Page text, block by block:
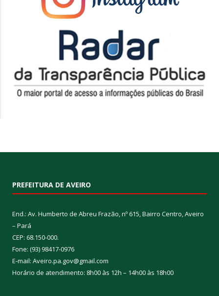
PREFEITURA DE AVEIRO
End.: Av. Humberto de Abreu Frazão, nº 615, Bairro Centro, Aveiro
– Pará
CEP: 68.150-000.
Fone: (93) 98417-0976
E-mail: Aveiro.pa.gov@gmail.com
Horário de atendimento: 8h00 às 12h – 14h00 às 18h00